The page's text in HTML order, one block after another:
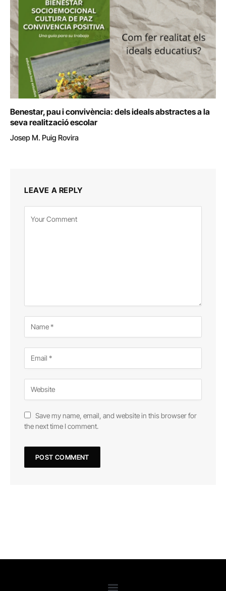
Benestar, pau i convivència: dels ideals abstractes a la
seva realització escolar
Josep M. Puig Rovira
LEAVE A REPLY
Save my name, email, and website in this browser for
the next time I comment.